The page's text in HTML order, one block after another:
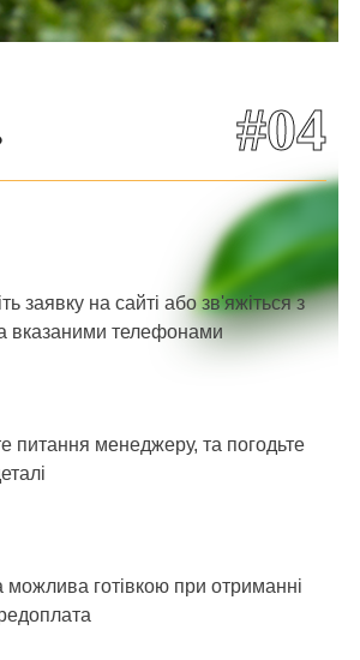
#04
заявку на сайті або зв'яжіться з
вказаними телефонами
питання менеджеру, та погодьте
можлива готівкою при отриманні